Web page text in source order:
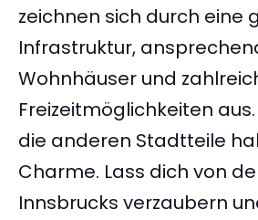
zeichnen sich durch eine
Infrastruktur,
Wohnhäuser und
Freizeitmöglichkeiten
die anderen Stadtteile
Charme. Lass dich von
Innsbrucks verzaubern